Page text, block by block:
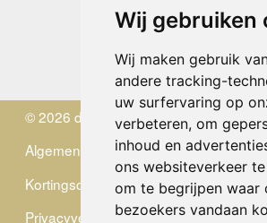
Wij gebruiken
Wij maken gebruik
andere tracking-
uw surfervaring op
verbeteren, om
inhoud en
ons websiteverkeer
om te begrijpen waar
bezoekers vandaan
Donderdag
10.00 - 12.30 en
Vrijdag 10.00 - 12.30 en
Zaterdag
gesloten
Zondag gesloten
© 2026 de Zwerver
Algemene Voorwaarden
Kortingscode
Privacyverklaring